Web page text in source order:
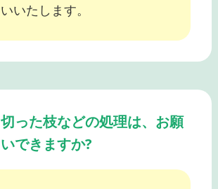
いいたします。
切った枝などの処理は、お願
いできますか?